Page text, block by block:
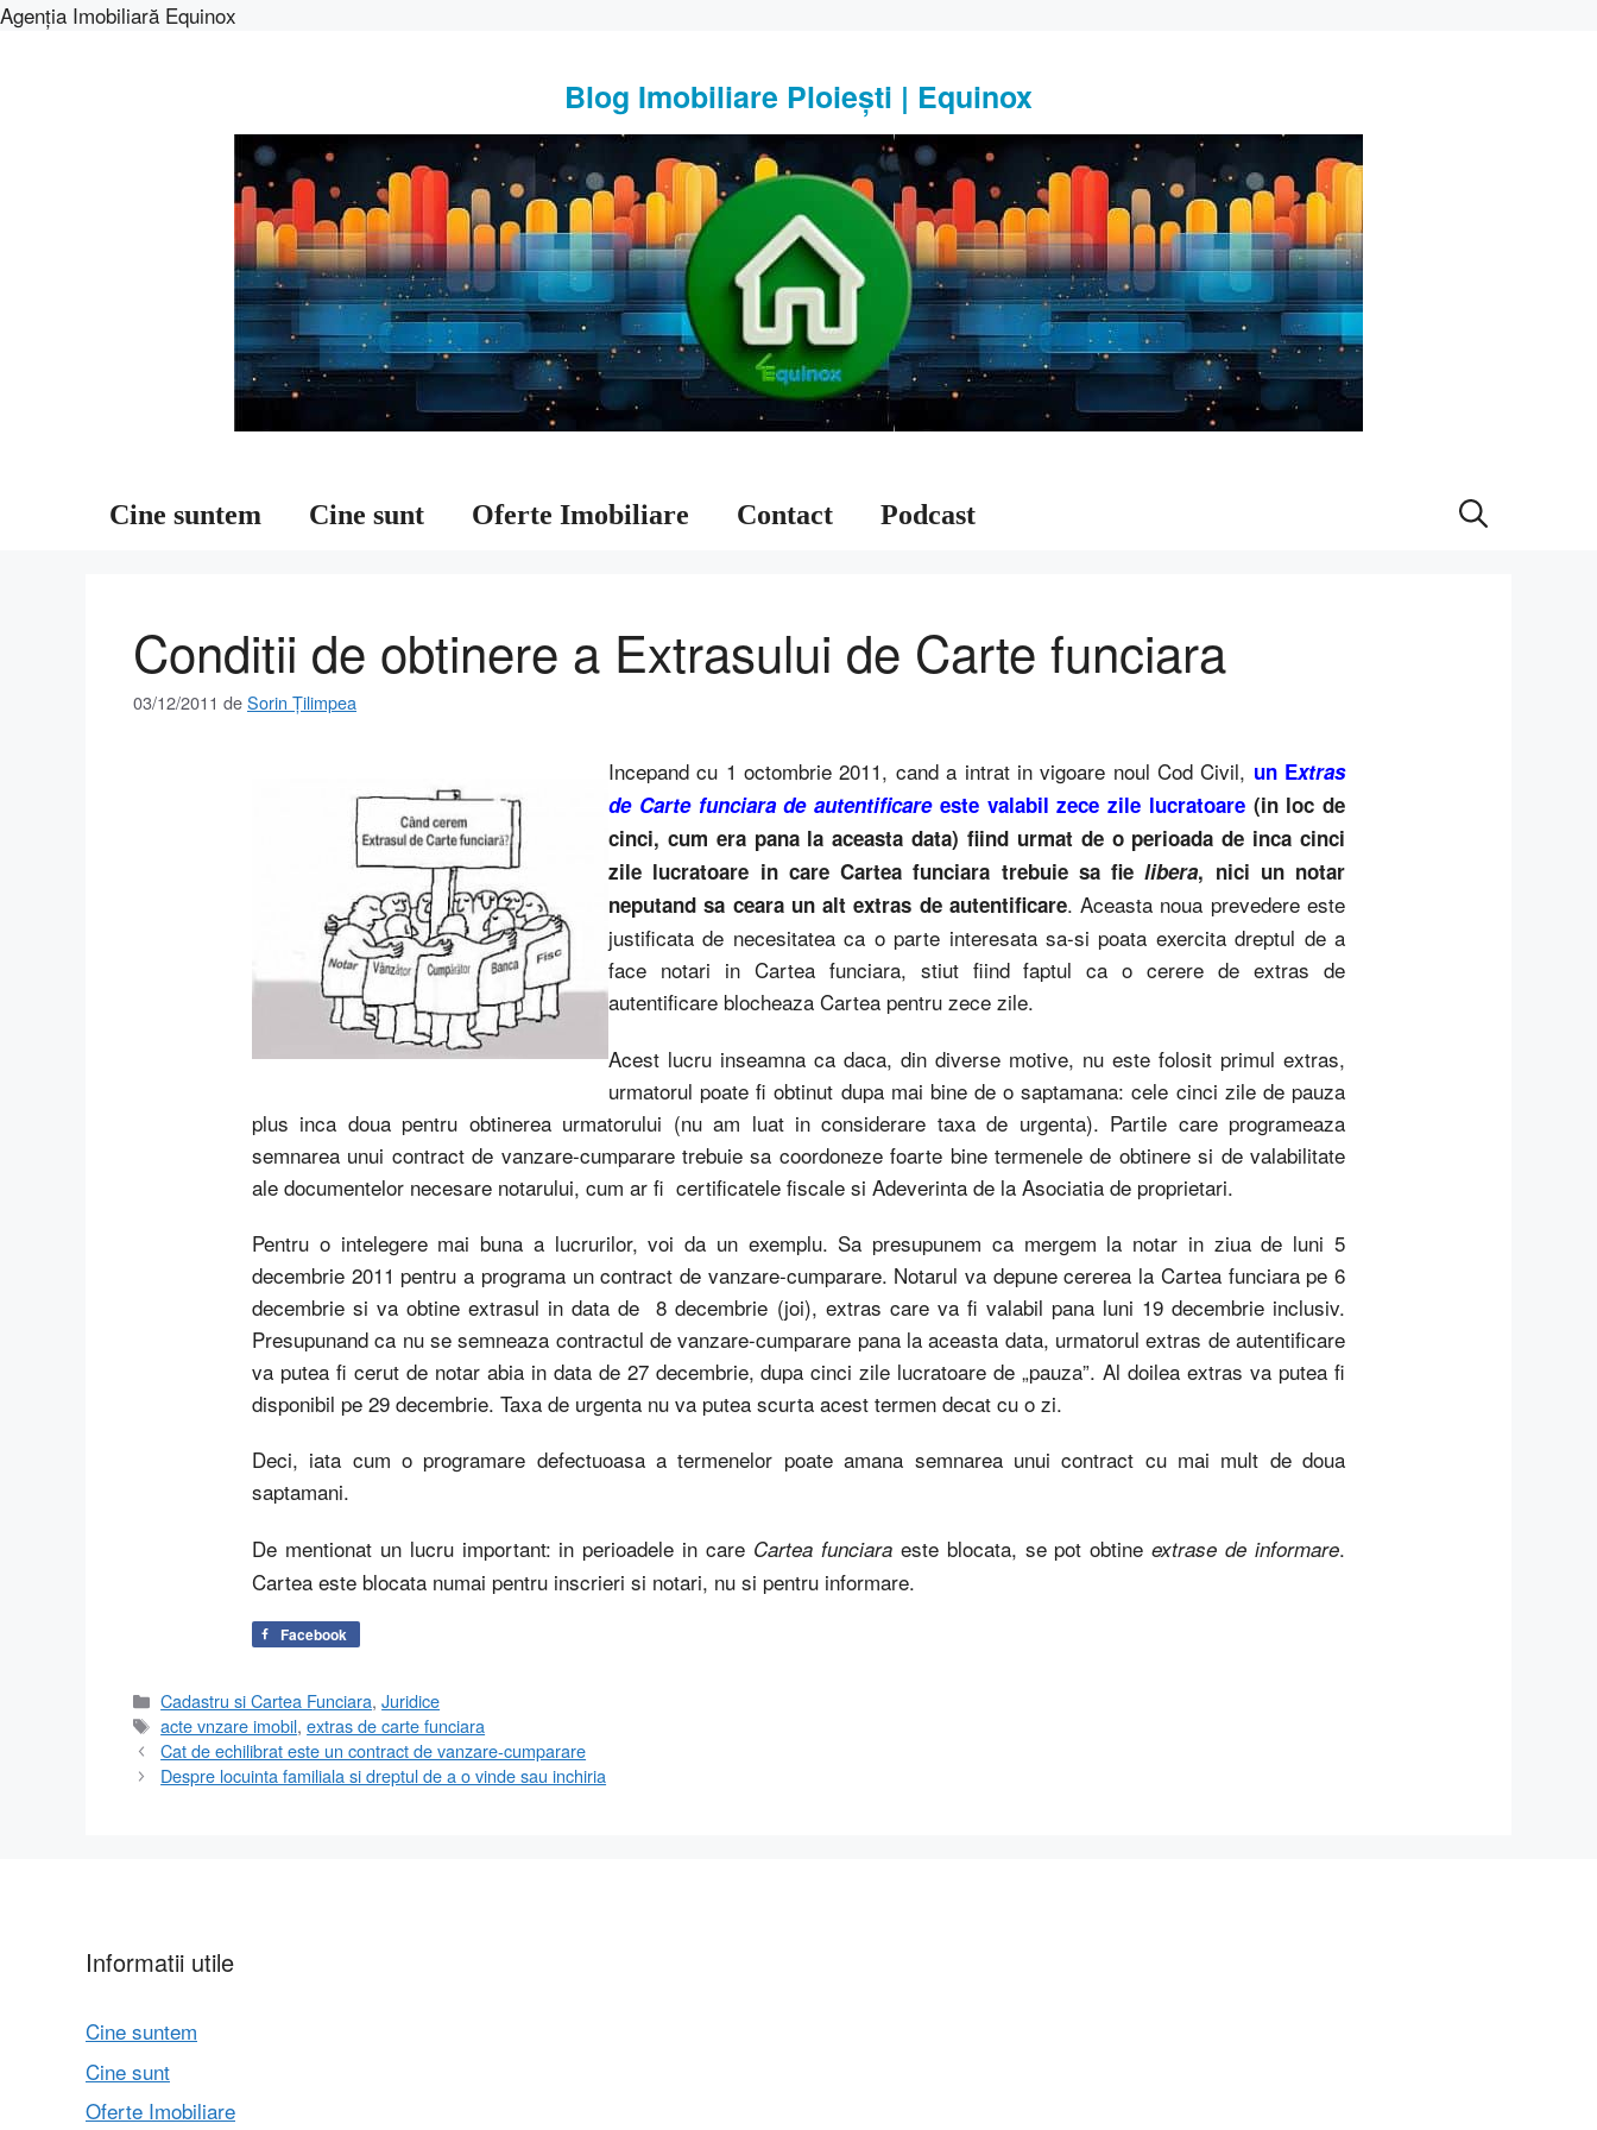
Agenția Imobiliară Equinox
Blog Imobiliare Ploiești | Equinox
Cine suntem Cine sunt Oferte Imobiliare Contact Podcast
Conditii de obtinere a Extrasului de Carte funciara
03/12/2011 deSorin Țilimpea
Incepand cu 1 octombrie 2011, cand a intrat in vigoare noul Cod Civil, un Extras
de Carte funciara de autentificareeste valabil zece zile lucratoare(in loc de
cinci, cum era pana la aceasta data) fiind urmat de o perioada de inca cinci
zile lucratoare in care Cartea funciara trebuie sa fielibera, nici un notar
neputand sa ceara un alt extras de autentificare. Aceasta noua prevedere este
justificata de necesitatea ca o parte interesata sa-si poata exercita dreptul de a
face notari in Cartea funciara, stiut fiind faptul ca o cerere de extras de
autentificare blocheaza Cartea pentru zece zile.
Acest lucru inseamna ca daca, din diverse motive, nu este folosit primul extras,
urmatorul poate fi obtinut dupa mai bine de o saptamana: cele cinci zile de pauza
plus inca doua pentru obtinerea urmatorului (nu am luat in considerare taxa de urgenta). Partile care programeaza
semnarea unui contract de vanzare-cumparare trebuie sa coordoneze foarte bine termenele de obtinere si de valabilitate
ale documentelor necesare notarului, cum ar fi certificatele fiscale si Adeverinta de la Asociatia de proprietari.
Pentru o intelegere mai buna a lucrurilor, voi da un exemplu. Sa presupunem ca mergem la notar in ziua de luni 5
decembrie 2011 pentru a programa un contract de vanzare-cumparare. Notarul va depune cererea la Cartea funciara pe 6
decembrie si va obtine extrasul in data de 8 decembrie (joi), extras care va fi valabil pana luni 19 decembrie inclusiv.
Presupunand ca nu se semneaza contractul de vanzare-cumparare pana la aceasta data, urmatorul extras de autentificare
va putea fi cerut de notar abia in data de 27 decembrie, dupa cinci zile lucratoare de „pauza”. Al doilea extras va putea fi
disponibil pe 29 decembrie. Taxa de urgenta nu va putea scurta acest termen decat cu o zi.
Deci, iata cum o programare defectuoasa a termenelor poate amana semnarea unui contract cu mai mult de doua
saptamani.
De mentionat un lucru important: in perioadele in care Cartea funciaraeste blocata, se pot obtineextrase de informare.
Cartea este blocata numai pentru inscrieri si notari, nu si pentru informare.
Facebook
Categorii
Cadastru si Cartea Funciara,Juridice
Etichete
acte vnzare imobil,extras de carte funciara
Cat de echilibrat este un contract de vanzare-cumparare
Despre locuinta familiala si dreptul de a o vinde sau inchiria
Informatii utile
Cine suntem
Cine sunt
Oferte Imobiliare